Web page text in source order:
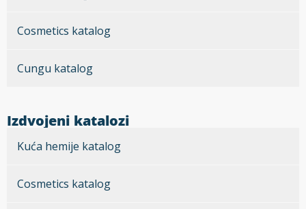
Cosmetics katalog
Cungu katalog
Izdvojeni katalozi
Kuća hemije katalog
Cosmetics katalog